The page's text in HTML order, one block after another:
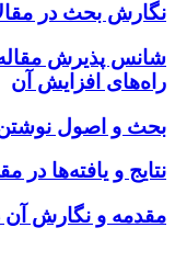
نگارش بحث در
شانس پذیرش
راه‌های افزایش آن
بحث و اصول
نتایج و یافته‌ها در
مقدمه و نگارش آن